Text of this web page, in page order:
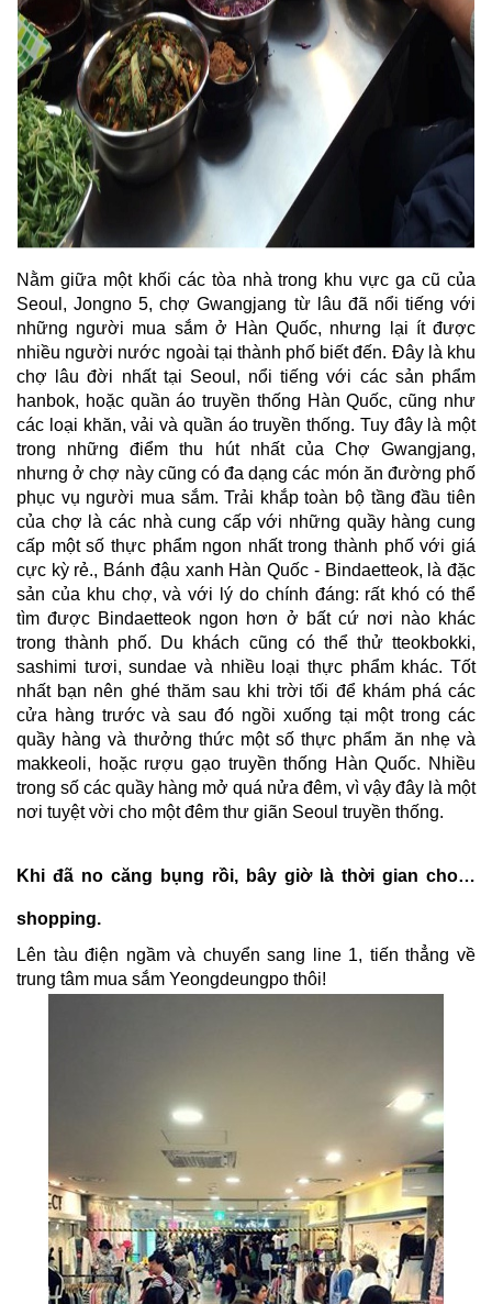
Nằm giữa một khối các tòa nhà trong khu vực ga cũ của
Seoul, Jongno 5, chợ Gwangjang từ lâu đã nổi tiếng với
những người mua sắm ở Hàn Quốc, nhưng lại ít được
nhiều người nước ngoài tại thành phố biết đến. Đây là khu
chợ lâu đời nhất tại Seoul, nổi tiếng với các sản phẩm
hanbok, hoặc quần áo truyền thống Hàn Quốc, cũng như
các loại khăn, vải và quần áo truyền thống. Tuy đây là một
trong những điểm thu hút nhất của Chợ Gwangjang,
nhưng ở chợ này cũng có đa dạng các món ăn đường phố
phục vụ người mua sắm. Trải khắp toàn bộ tầng đầu tiên
của chợ là các nhà cung cấp với những quầy hàng cung
cấp một số thực phẩm ngon nhất trong thành phố với giá
cực kỳ rẻ., Bánh đậu xanh Hàn Quốc - Bindaetteok, là đặc
sản của khu chợ, và với lý do chính đáng: rất khó có thể
tìm được Bindaetteok ngon hơn ở bất cứ nơi nào khác
trong thành phố. Du khách cũng có thể thử tteokbokki,
sashimi tươi, sundae và nhiều loại thực phẩm khác. Tốt
nhất bạn nên ghé thăm sau khi trời tối để khám phá các
cửa hàng trước và sau đó ngồi xuống tại một trong các
quầy hàng và thưởng thức một số thực phẩm ăn nhẹ và
makkeoli, hoặc rượu gạo truyền thống Hàn Quốc. Nhiều
trong số các quầy hàng mở quá nửa đêm, vì vậy đây là một
nơi tuyệt vời cho một đêm thư giãn Seoul truyền thống.
Khi đã no căng bụng rồi, bây giờ là thời gian cho…
shopping.
Lên tàu điện ngầm và chuyển sang line 1, tiến thẳng về
trung tâm mua sắm Yeongdeungpo thôi!